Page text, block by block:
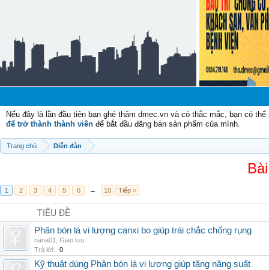
Nếu đây là lần đầu tiên bạn ghé thăm dmec.vn và có thắc mắc, bạn có
để trở thành thành viên để bắt đầu đăng bán sản phẩm của mình.
Trang chủ Diễn đàn
1 2 3 4 5 6 → 10 Tiếp >
TIÊU ĐỀ
Phân bón lá vi lượng canxi bo giúp trái chắc chống rụng
nana01
Giao lưu
Trả lời:
0
Kỹ thuật dùng Phân bón lá vi lượng giúp tăng năng suất